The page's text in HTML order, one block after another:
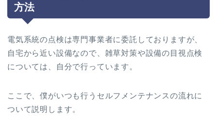
方法
電気系統の点検は専門事業者に委託しておりますが、
自宅から近い設備なので、雑草対策や設備の目視点検
については、自分で行っています。
ここで、僕がいつも行うセルフメンテナンスの流れに
ついて説明します。